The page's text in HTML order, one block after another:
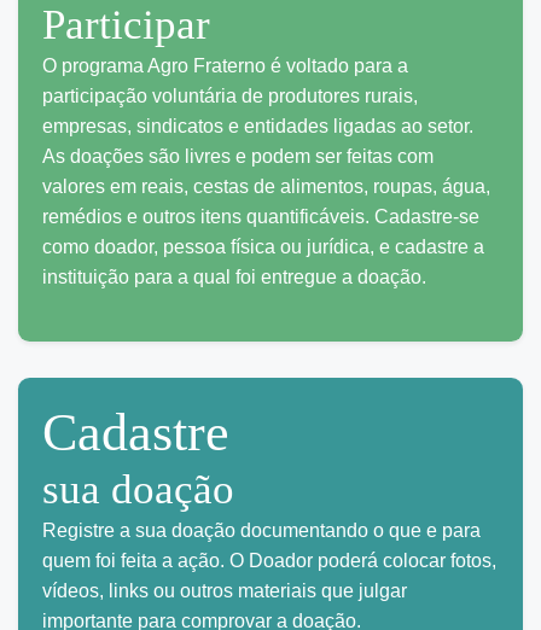
Participar
O programa Agro Fraterno é voltado para a
participação voluntária de produtores rurais,
empresas, sindicatos e entidades ligadas ao setor.
As doações são livres e podem ser feitas com
valores em reais, cestas de alimentos, roupas, água,
remédios e outros itens quantificáveis. Cadastre-se
como doador, pessoa física ou jurídica, e cadastre a
instituição para a qual foi entregue a doação.
Cadastre
sua doação
Registre a sua doação documentando o que e para
quem foi feita a ação. O Doador poderá colocar fotos,
vídeos, links ou outros materiais que julgar
importante para comprovar a doação.